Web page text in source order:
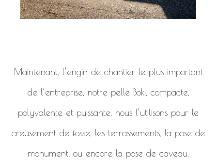
Maintenant, l’engin de chantier le plus important
de l’entreprise, notre pelle Boki, compacte,
polyvalente et puissante, nous l’utilisons pour le
creusement de fosse, les terrassements, la pose de
monument, ou encore la pose de caveau.